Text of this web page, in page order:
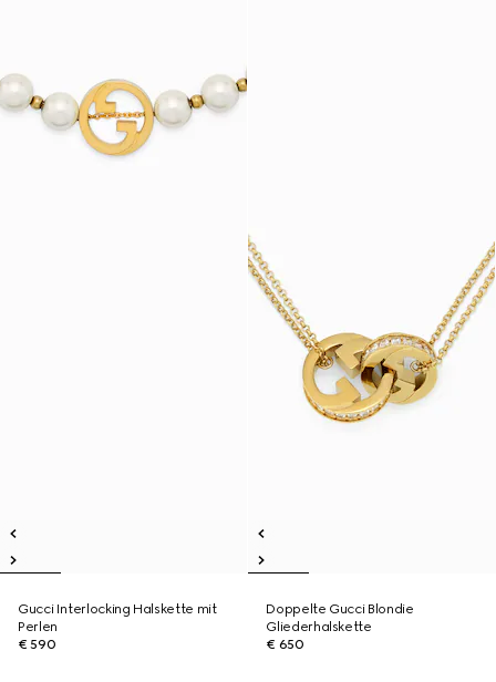
Gucci Interlocking Halskette mit
Perlen
€ 590
Doppelte Gucci Blondie
Gliederhalskette
€ 650